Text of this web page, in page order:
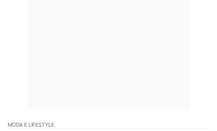
MODA E LIFESTYLE